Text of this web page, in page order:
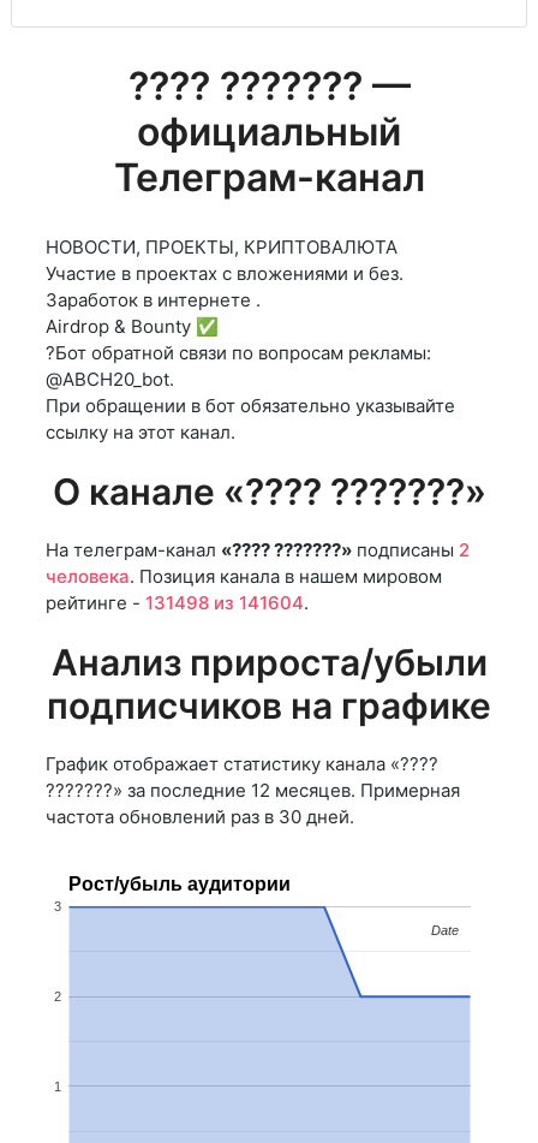
???? ??????? —
официальный
Телеграм-канал
НОВОСТИ, ПРОЕКТЫ, КРИПТОВАЛЮТА
Участие в проектах с вложениями и без.
Заработок в интернете .
Airdrop & Bounty ✅
?Бот обратной связи по вопросам рекламы:
@ABCH20_bot.
При обращении в бот обязательно указывайте
ссылку на этот канал.
О канале «???? ???????»
На телеграм-канал «???? ???????» подписаны 2
человека. Позиция канала в нашем мировом
рейтинге - 131498 из 141604.
Анализ прироста/убыли
подписчиков на графике
График отображает статистику канала «????
???????» за последние 12 месяцев. Примерная
частота обновлений раз в 30 дней.
Рост/убыль аудитории
1
2
3
Date
Date